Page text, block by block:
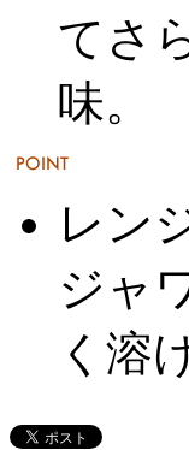
てさ
味。
レン
ジャ
く溶